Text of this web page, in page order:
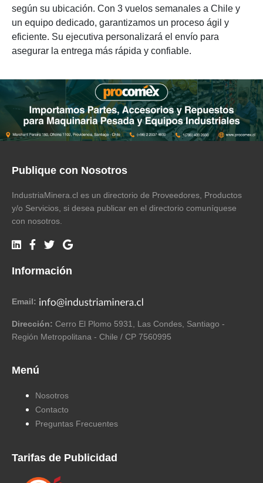
según su ubicación. Con 3 vuelos semanales a Chile y
un equipo dedicado, garantizamos un proceso ágil y
eficiente. Su ejecutiva personalizará el envío para
asegurar la entrega más rápida y confiable.
Publique con Nosotros
IndustriaMinera.cl es un directorio de Proveedores, Productos
y/o Servicios, si desea publicar en el directorio comuníquese
con nosotros.
Información
Email:
Dirección: Cerro El Plomo 5931, Las Condes, Santiago -
Región Metropolitana - Chile / CP 7560995
Menú
Nosotros
Contacto
Preguntas Frecuentes
Tarifas de Publicidad